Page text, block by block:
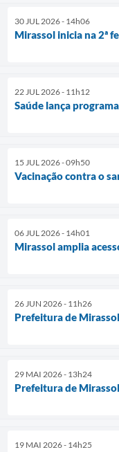
30 JUL 2026 - 14h06
Mirassol inicia na 2ª
22 JUL 2026 - 11h12
Saúde lança
15 JUL 2026 - 09h50
Vacinação contra o
06 JUL 2026 - 14h01
Mirassol amplia
26 JUN 2026 - 11h26
Prefeitura de
29 MAI 2026 - 13h24
Prefeitura de
19 MAI 2026 - 14h25